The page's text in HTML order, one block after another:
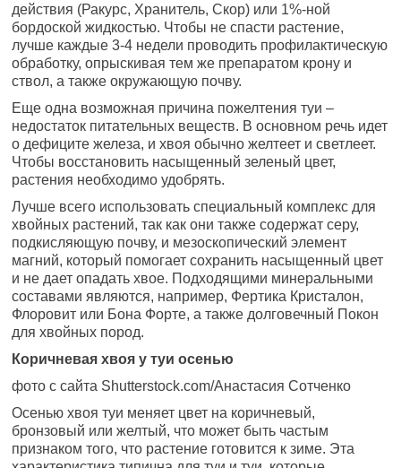
действия (Ракурс, Хранитель, Скор) или 1%-ной
бордоской жидкостью. Чтобы не спасти растение,
лучше каждые 3-4 недели проводить профилактическую
обработку, опрыскивая тем же препаратом крону и
ствол, а также окружающую почву.
Еще одна возможная причина пожелтения туи –
недостаток питательных веществ. В основном речь идет
о дефиците железа, и хвоя обычно желтеет и светлеет.
Чтобы восстановить насыщенный зеленый цвет,
растения необходимо удобрять.
Лучше всего использовать специальный комплекс для
хвойных растений, так как они также содержат серу,
подкисляющую почву, и мезоскопический элемент
магний, который помогает сохранить насыщенный цвет
и не дает опадать хвое. Подходящими минеральными
составами являются, например, Фертика Кристалон,
Флоровит или Бона Форте, а также долговечный Покон
для хвойных пород.
Коричневая хвоя у туи осенью
фото с сайта Shutterstock.com/Анастасия Сотченко
Осенью хвоя туи меняет цвет на коричневый,
бронзовый или желтый, что может быть частым
признаком того, что растение готовится к зиме. Эта